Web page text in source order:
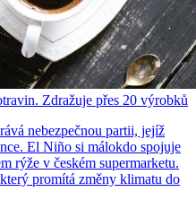
Zdražuje přes 20 výrobků
nebezpečnou partii, jejíž
El Niño si málokdo spojuje
rýže v českém supermarketu.
promítá změny klimatu do